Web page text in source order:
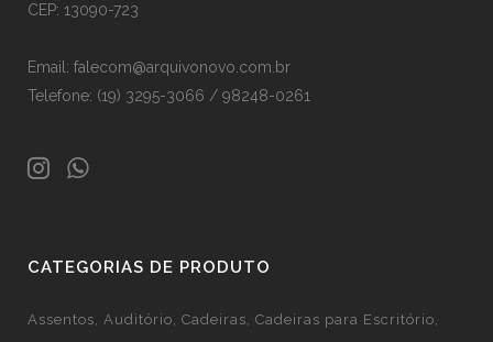
CEP: 13090-723
Email: falecom@arquivonovo.com.br
Telefone: (19) 3295-3066 / 98248-0261
CATEGORIAS DE PRODUTO
Assentos Auditório Cadeiras Cadeiras para Escritório